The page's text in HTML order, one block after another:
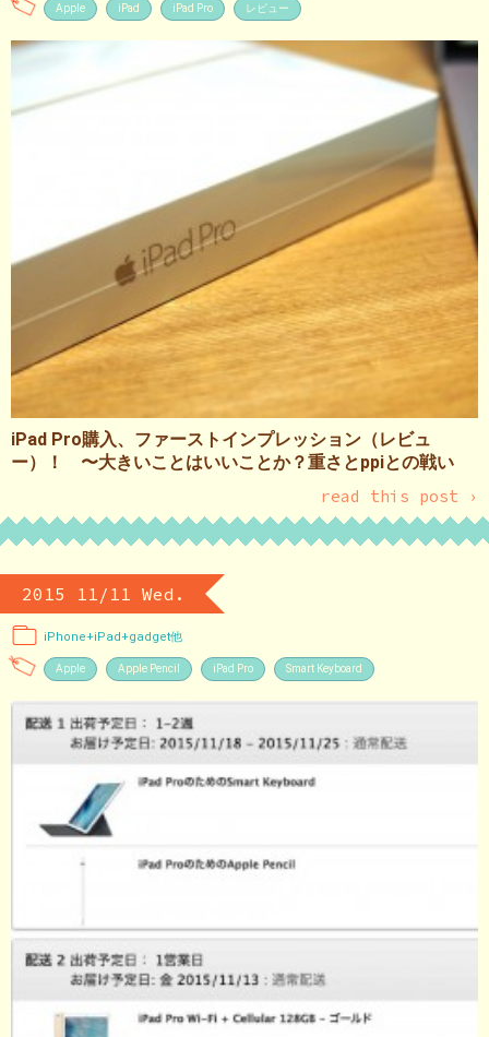
Apple iPad iPad Pro レビュー
iPad Pro購入、ファーストインプレッション（レビュ
ー）！ 〜大きいことはいいことか？重さとppiとの戦い
read this post ›
2015 11/11 Wed.
iPhone+iPad+gadget他
Apple Apple Pencil iPad Pro Smart Keyboard